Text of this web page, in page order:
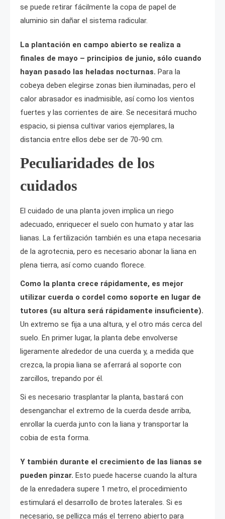
se puede retirar fácilmente la copa de papel de
aluminio sin dañar el sistema radicular.
La plantación en campo abierto se realiza a
finales de mayo – principios de junio, sólo cuando
hayan pasado las heladas nocturnas. Para la
cobeya deben elegirse zonas bien iluminadas, pero el
calor abrasador es inadmisible, así como los vientos
fuertes y las corrientes de aire. Se necesitará mucho
espacio, si piensa cultivar varios ejemplares, la
distancia entre ellos debe ser de 70-90 cm.
Peculiaridades de los
cuidados
El cuidado de una planta joven implica un riego
adecuado, enriquecer el suelo con humato y atar las
lianas. La fertilización también es una etapa necesaria
de la agrotecnia, pero es necesario abonar la liana en
plena tierra, así como cuando florece.
Como la planta crece rápidamente, es mejor
utilizar cuerda o cordel como soporte en lugar de
tutores (su altura será rápidamente insuficiente).
Un extremo se fija a una altura, y el otro más cerca del
suelo. En primer lugar, la planta debe envolverse
ligeramente alrededor de una cuerda y, a medida que
crezca, la propia liana se aferrará al soporte con
zarcillos, trepando por él.
Si es necesario trasplantar la planta, bastará con
desenganchar el extremo de la cuerda desde arriba,
enrollar la cuerda junto con la liana y transportar la
cobia de esta forma.
Y también durante el crecimiento de las lianas se
pueden pinzar. Esto puede hacerse cuando la altura
de la enredadera supere 1 metro, el procedimiento
estimulará el desarrollo de brotes laterales. Si es
necesario, se pellizca más el terreno abierto para